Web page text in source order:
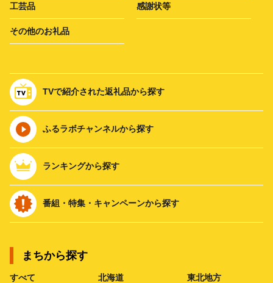
工芸品 感謝状等
その他のお礼品
TVで紹介された返礼品から探す
ふるラボチャンネルから探す
ランキングから探す
番組・特集・キャンペーンから探す
まちから探す
すべて 北海道 東北地方